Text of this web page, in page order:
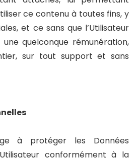
ce contenu à toutes fins, y
et ce sans que l’Utilisateur
une quelconque rémunération,
sur tout support et sans
à protéger les Données
conformément à la